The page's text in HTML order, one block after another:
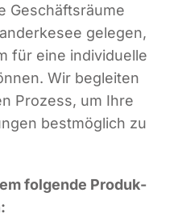
Geschäfts­räu­me
gele­gen,
für eine indi­vi­du­el­le
Wir beglei­ten
Pro­zess, um Ihre
best­mög­lich zu
fol­gen­de Pro­duk­